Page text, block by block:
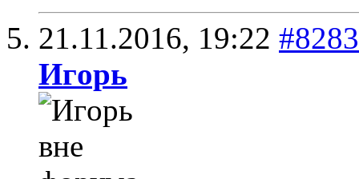
21.11.2016, 19:22 #8283
Игoрь